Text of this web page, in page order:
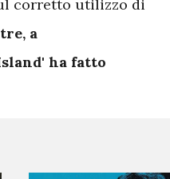
corretto utilizzo di
a
ha fatto